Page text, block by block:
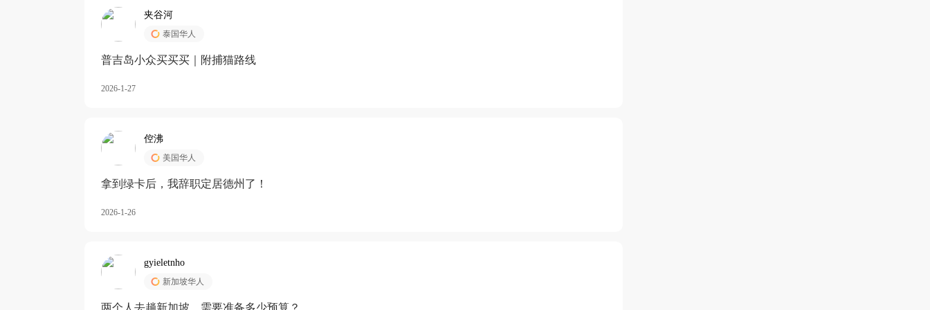
夹谷河
泰国华人
️普吉岛小众买买买｜附捕猫路线
2026-1-27
倥沸
美国华人
拿到绿卡后，我辞职定居德州了！
2026-1-26
gyieletnho
新加坡华人
两个人去趟新加坡，需要准备多少预算？